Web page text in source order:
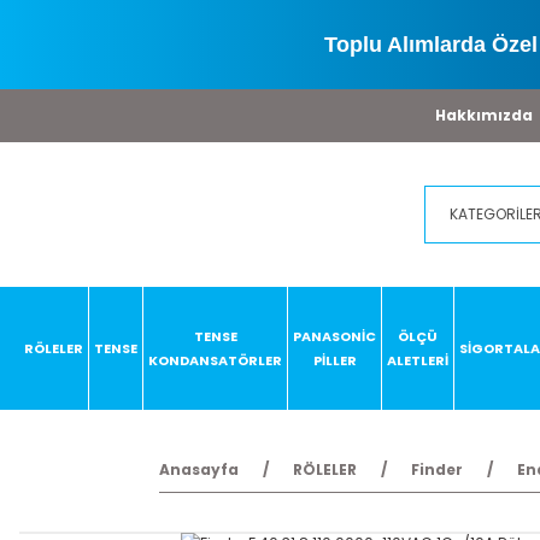
Toplu Alımlarda
Hakkımızda
RÖLELER TENSE
TENSE
KONDANSATÖRLER
PANASONİC
PİLLER
ÖLÇÜ
ALETLERİ
Anasayfa RÖLELER Finder